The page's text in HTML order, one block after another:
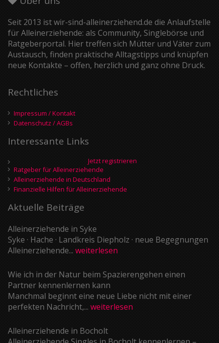
Seit 2013 ist wir-sind-alleinerziehend.de die Anlaufstelle
für Alleinerziehende: als Community, Singlebörse und
Ratgeberportal. Hier treffen sich Mütter und Väter zum
Austausch, finden praktische Alltagstipps und knüpfen
neue Kontakte – offen, herzlich und ganz ohne Druck.
Rechtliches
Impressum / Kontakt
Datenschutz / AGBs
Interessante Links
Jetzt registrieren
Ratgeber für Alleinerziehende
Alleinerziehende in Deutschland
Finanzielle Hilfen für Alleinerziehende
Aktuelle Beiträge
Alleinerziehende in Syke
Syke · Hache · Landkreis Diepholz · neue Begegnungen
Alleinerziehende... weiterlesen
Wie ich in der Natur beim Spazierengehen einen
Partner kennenlernen kann
Manchmal beginnt eine neue Liebe nicht mit einer
perfekten Nachricht,... weiterlesen
Alleinerziehende in Bocholt